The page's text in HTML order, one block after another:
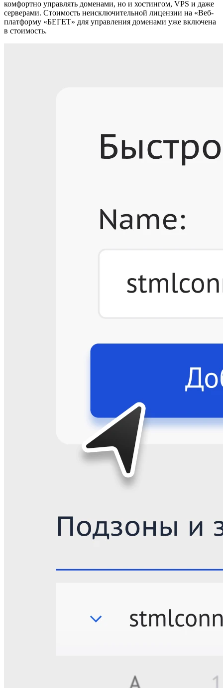
комфортно управлять доменами, но и хостингом, VPS и даже
серверами. Стоимость неисключительной лицензии на «Веб-
платформу «БЕГЕТ» для управления доменами уже включена
в стоимость.